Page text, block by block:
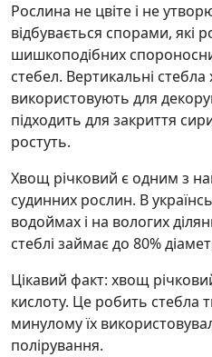
Рослина не цвіте і не
відбувається спорами, які
шишкоподібних
стебел. Вертикальні
використовують для
підходить для закриття
ростуть.
Хвощ річковий є одним з
судинних рослин. В
водоймах і на вологих
стеблі займає до 80%
Цікавий факт: хвощ
кислоту. Це робить стебла
минулому їх
полірування.